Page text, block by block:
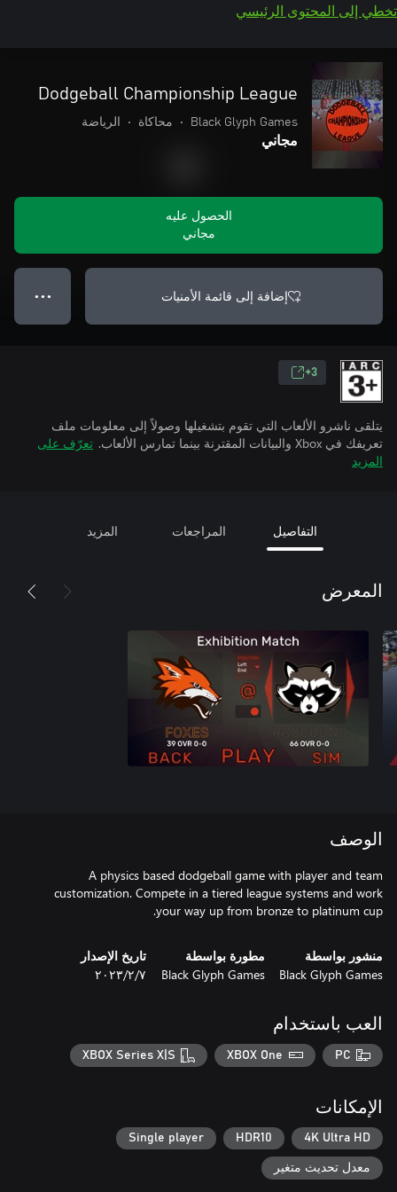
تخطي إلى المحتوى الرئيسي
Dodgeball Championship League
Black Glyph Games
• محاكاة • الرياضة
مجاني
الحصول عليه
مجاني
إضافة إلى قائمة الأمنيات ● ● ●
3+
يتلقى ناشرو الألعاب التي تقوم بتشغيلها وصولاً إلى معلومات ملف
تعريفك في Xbox والبيانات المقترنة بينما تمارس الألعاب.
تعرّف على
المزيد
التفاصيل المراجعات المزيد
المعرض
الوصف
A physics based dodgeball game with player and team
customization. Compete in a tiered league systems and work
your way up from bronze to platinum cup.
منشور بواسطة
Black Glyph Games
مطورة بواسطة
Black Glyph Games
تاريخ الإصدار
٧‏/٢‏/٢٠٢٣
العب باستخدام
PC
XBOX One
XBOX Series X|S
الإمكانات
4K Ultra HD
HDR10
Single player
معدل تحديث متغير